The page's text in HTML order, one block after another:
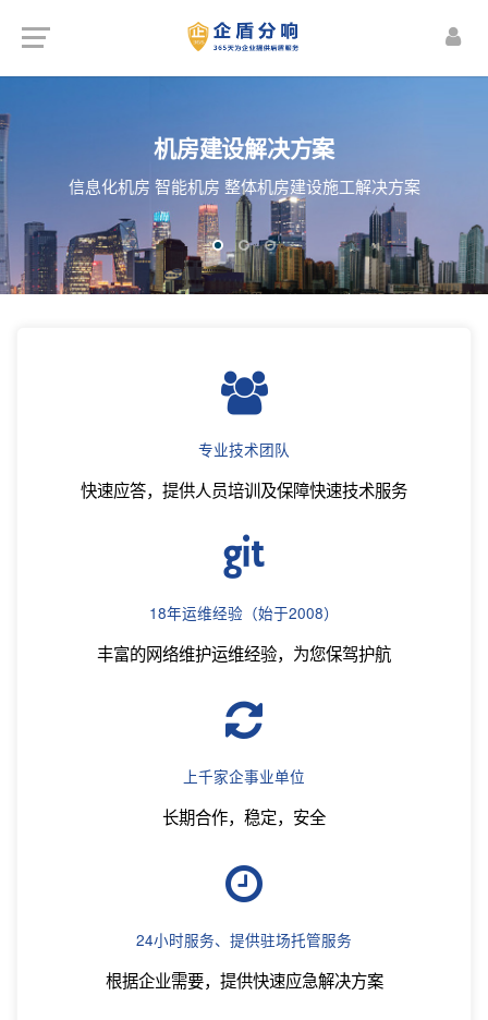
机房建设解决方案
信息化机房 智能机房 整体机房建设施工解决方案
线网络WIFI覆盖解决方案
办公室 全场景 无线网络WIFI覆盖解决方案
监控 智能照明管理 安防预警 能源动力监控
视频会议系统 公共信息发布与管理等...
专业技术团队
快速应答，提供人员培训及保障快速技术服务
18年运维经验（始于2008）
丰富的网络维护运维经验，为您保驾护航
上千家企事业单位
长期合作，稳定，安全
24小时服务、提供驻场托管服务
根据企业需要，提供快速应急解决方案